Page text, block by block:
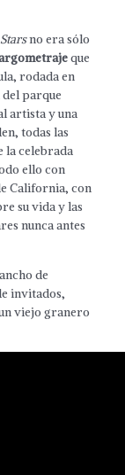
no era sólo
que
rodada en
parque
artista y una
todas las
la celebrada
ello con
California, con
su vida y las
nunca antes
de
invitados,
viejo granero